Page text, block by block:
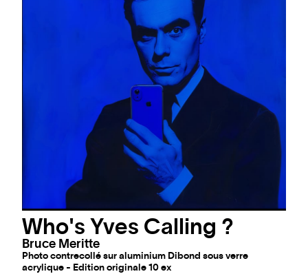
Who's Yves Calling ?
Bruce Meritte
Photo contrecollé sur aluminium Dibond sous verre
acrylique - Edition originale 10 ex